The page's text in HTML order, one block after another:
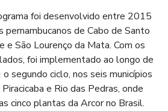
foi desenvolvido entre 2015
pernambucanos de Cabo de Santo
e São Lourenço da Mata. Com os
foi implementado ao longo de
segundo ciclo, nos seis municípios
e Rio das Pedras, onde
cinco plantas da Arcor no Brasil.